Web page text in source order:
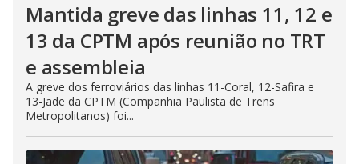
Mantida greve das linhas 11, 12 e
13 da CPTM após reunião no TRT
e assembleia
A greve dos ferroviários das linhas 11-Coral, 12-Safira e
13-Jade da CPTM (Companhia Paulista de Trens
Metropolitanos) foi...